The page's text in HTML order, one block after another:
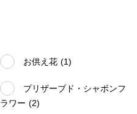
お供え花 (1)
プリザーブド・シャボンフ
ラワー (2)